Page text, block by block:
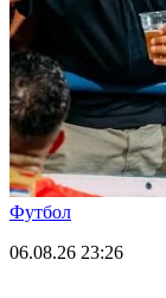
Футбол
06.08.26 23:26